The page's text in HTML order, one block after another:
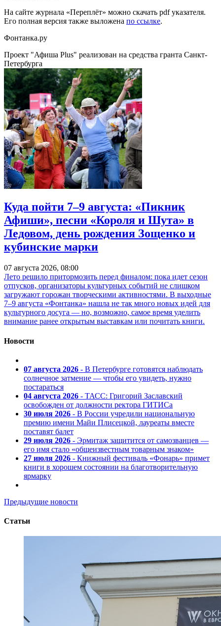
На сайте журнала «Переплёт» можно скачать pdf указателя.
Его полная версия также выложена по ссылке.
Фонтанка.ру
Проект "Афиша Plus" реализован на средства гранта Санкт-
Петербурга
Куда пойти 7–9 августа: «Пикник
Афиши», песни «Короля и Шута» в
Ледовом, день рождения Зощенко и
кубинские марки
07 августа 2026, 08:00
Лето решило притормозить перед финалом: пока идет сезон
отпусков, организаторы культурных событий не слишком
загружают горожан творческими активностями. В выходные
7–9 августа «Фонтанка» нашла не так много новых идей для
культурного досуга — но, возможно, самое время уделить
внимание ранее открытым выставкам или почитать книги.
Новости
07 августа 2026 - В Петербурге готовятся наблюдать
солнечное затмение — чтобы его увидеть, нужно
постараться
04 августа 2026 - ТАСС: Григорий Заславский
освобожден от должности ректора ГИТИСа
30 июля 2026 - В России учредили национальную
премию имени Майи Плисецкой, лауреаты вместе
поставят балет
29 июля 2026 - Эрмитаж защитится от самозванцев —
его имя стало «общеизвестным товарным знаком»
27 июля 2026 - Книжный фестиваль «Фонарь» примет
книги в хорошем состоянии на благотворительную
ярмарку
Предыдущие новости
Статьи